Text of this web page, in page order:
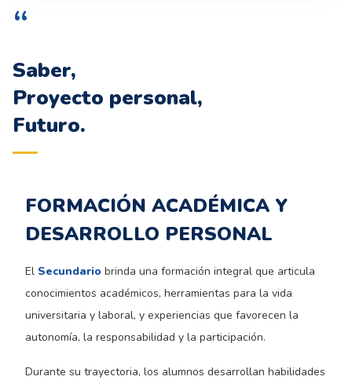
“
Saber,
Proyecto personal,
Futuro.
FORMACIÓN ACADÉMICA Y
DESARROLLO PERSONAL
El Secundario brinda una formación integral que articula
conocimientos académicos, herramientas para la vida
universitaria y laboral, y experiencias que favorecen la
autonomía, la responsabilidad y la participación.
Durante su trayectoria, los alumnos desarrollan habilidades